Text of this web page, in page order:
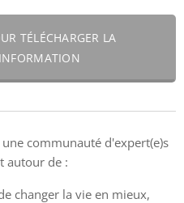
TÉLÉCHARGER LA
une communauté d'expert(e)s
autour de :
changer la vie en mieux,